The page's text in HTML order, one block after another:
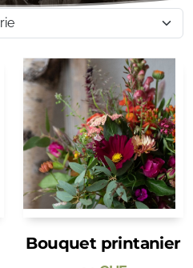
Bouquet printanier